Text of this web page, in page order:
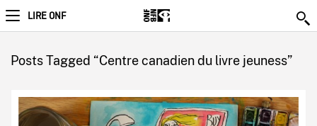
LIRE ONF
Posts Tagged “Centre canadien du livre jeuness”